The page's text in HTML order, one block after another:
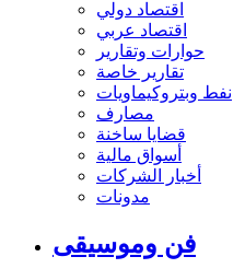
اقتصاد دولي
اقتصاد عربي
حوارات وتقارير
تقارير خاصة
نفط وبتروكيماويات
مصارف
قضايا ساخنة
أسواق مالية
أخبار الشركات
مدونات
فن وموسيقى